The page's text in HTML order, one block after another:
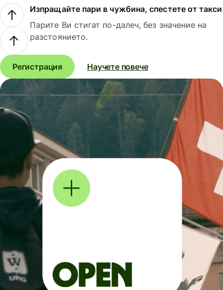
Изпращайте пари в чужбина, спестете от такси
Парите Ви стигат по-далеч, без значение на
разстоянието.
Регистрация Научете повече